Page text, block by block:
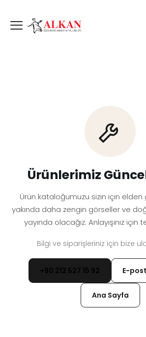
Ürünlerimiz
Ürün kataloğumuzu sizin için elden
yakında daha zengin görseller ve
yayında olacağız. Anlayışınız için
Bilgi ve siparişleriniz için bize
+90 212 527 15 92 E-
Ana Sayfa